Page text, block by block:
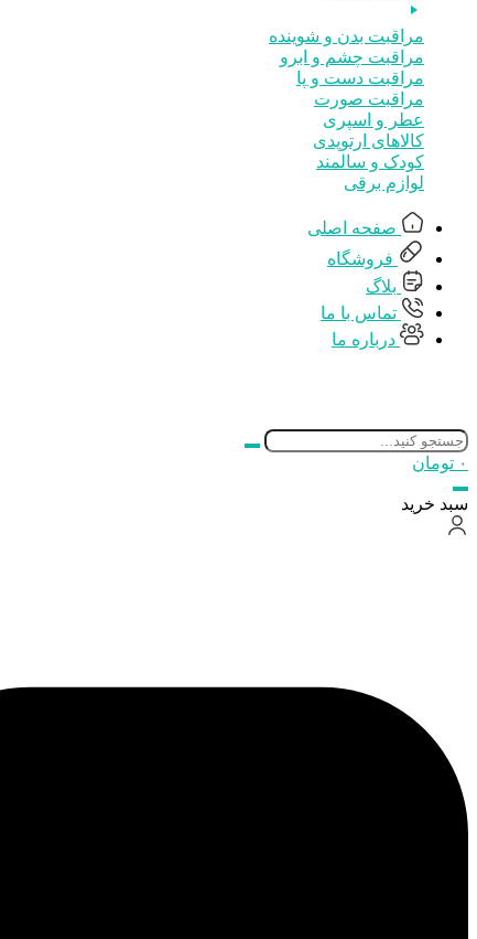
مراقبت بدن و شوینده
مراقبت چشم و ابرو
مراقبت دست و پا
مراقبت صورت
عطر و اسپری
کالاهای ارتوپدی
کودک و سالمند
لوازم برقی
صفحه اصلی
فروشگاه
بلاگ
تماس با ما
درباره ما
۰ تومان
سبد خرید